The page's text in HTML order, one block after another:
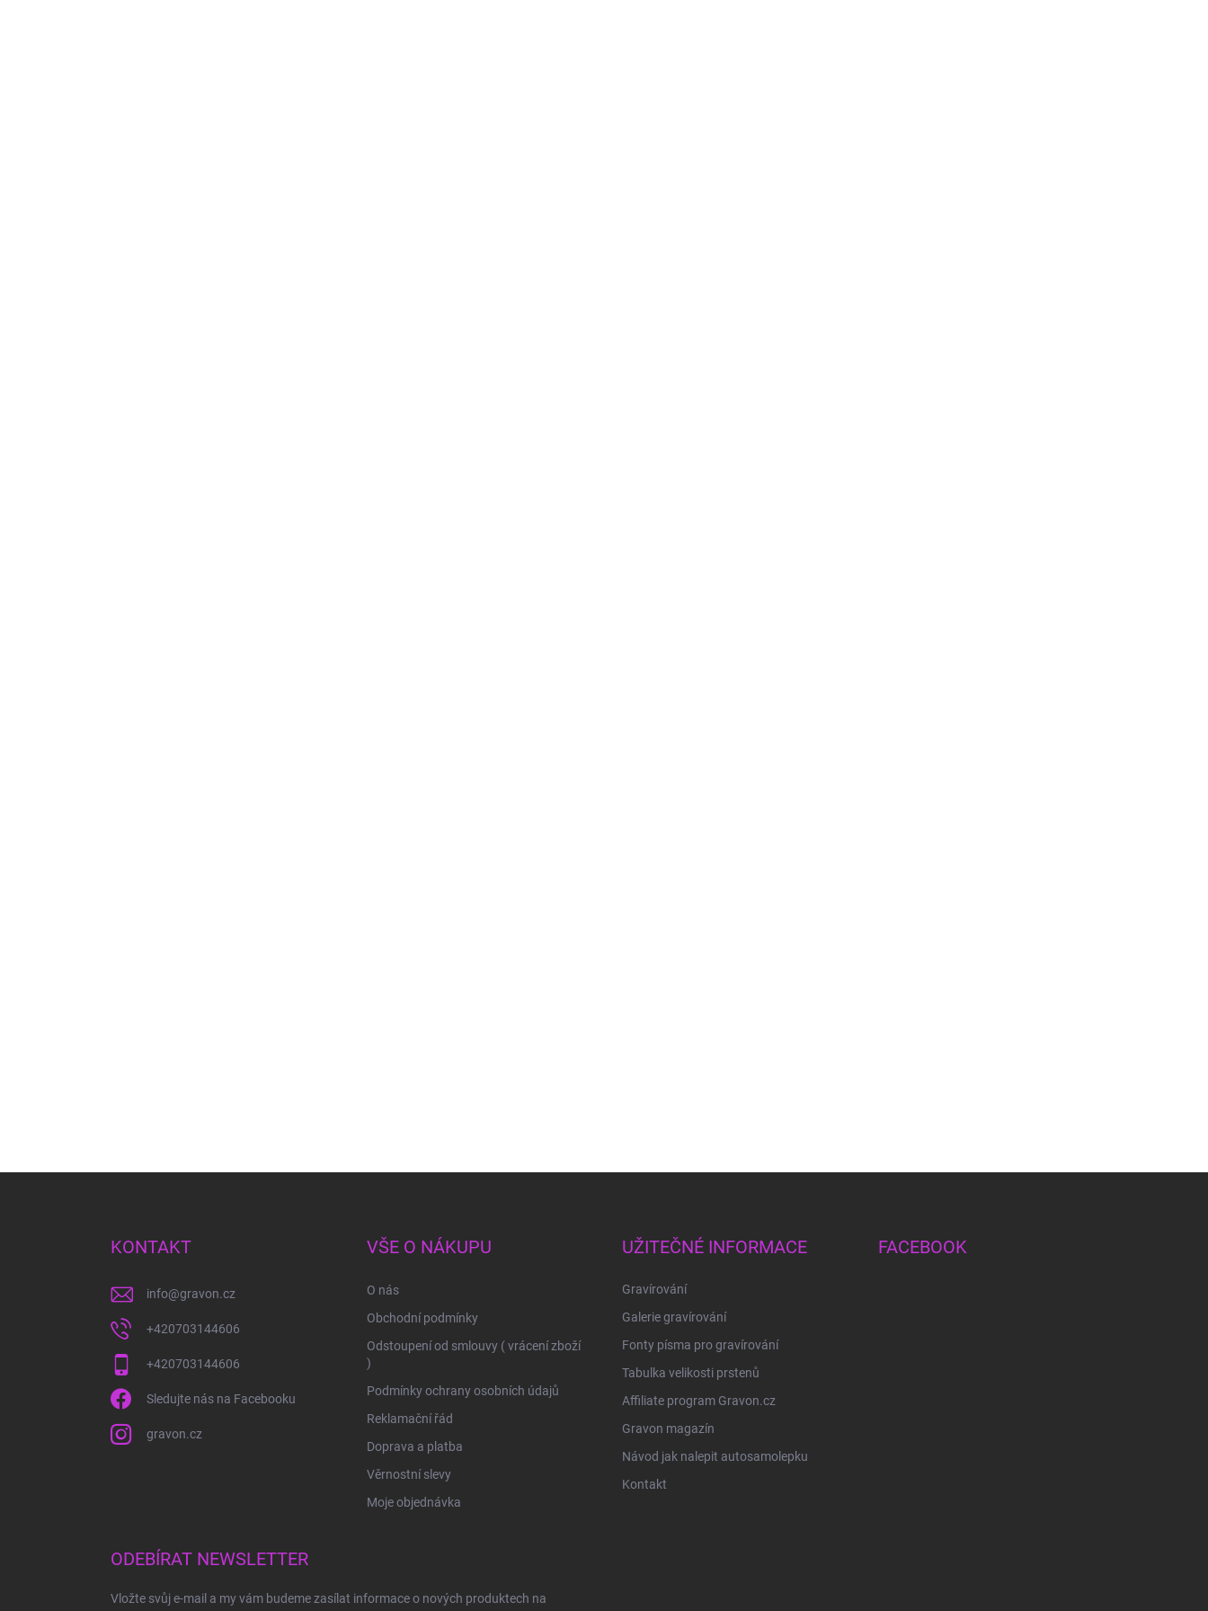
KONTAKT
info@gravon.cz
+420703144606
+420703144606
Sledujte nás na Facebooku
gravon.cz
VŠE O NÁKUPU
O nás
Obchodní podmínky
Odstoupení od smlouvy ( vrácení zboží
)
Podmínky ochrany osobních údajů
Reklamační řád
Doprava a platba
Věrnostní slevy
Moje objednávka
UŽITEČNÉ INFORMACE
Gravírování
Galerie gravírování
Fonty písma pro gravírování
Tabulka velikosti prstenů
Affiliate program Gravon.cz
Gravon magazín
Návod jak nalepit autosamolepku
Kontakt
FACEBOOK
ODEBÍRAT NEWSLETTER
Vložte svůj e-mail a my vám budeme zasílat informace o nových produktech na